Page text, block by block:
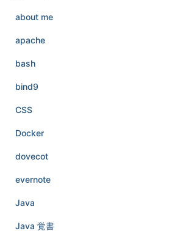
about me
apache
bash
bind9
CSS
Docker
dovecot
evernote
Java
Java 覚書